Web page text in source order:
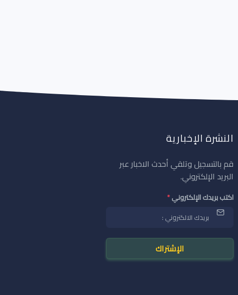
النشرة الإخبارية
قم بالتسجيل وتلقي أحدث الاخبار عبر
البريد الإلكتروني.
اكتب بريدك الإلكتروني*